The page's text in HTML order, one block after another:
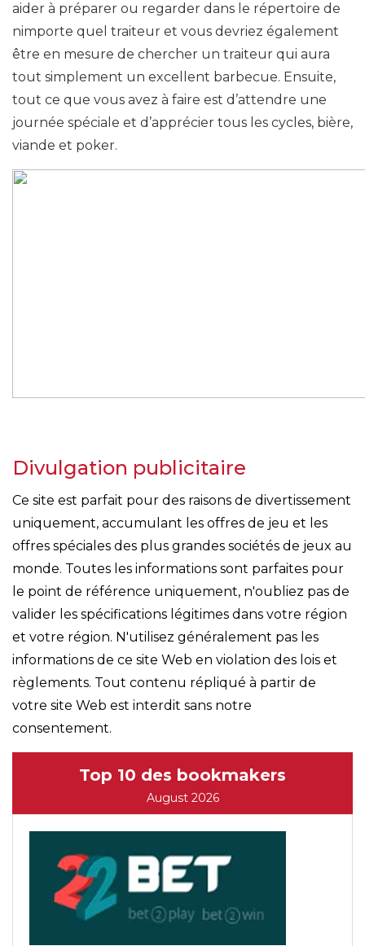
aider à préparer ou regarder dans le répertoire de
nimporte quel traiteur et vous devriez également
être en mesure de chercher un traiteur qui aura
tout simplement un excellent barbecue. Ensuite,
tout ce que vous avez à faire est d’attendre une
journée spéciale et d’apprécier tous les cycles, bière,
viande et poker.
Divulgation publicitaire
Ce site est parfait pour des raisons de divertissement
uniquement, accumulant les offres de jeu et les
offres spéciales des plus grandes sociétés de jeux au
monde. Toutes les informations sont parfaites pour
le point de référence uniquement, n'oubliez pas de
valider les spécifications légitimes dans votre région
et votre région. N'utilisez généralement pas les
informations de ce site Web en violation des lois et
règlements. Tout contenu répliqué à partir de
votre site Web est interdit sans notre
consentement.
Top 10 des bookmakers
August 2026